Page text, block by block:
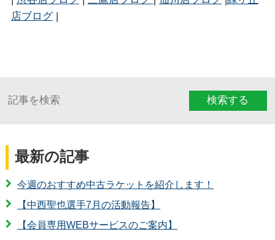
店ブログ|
検索する
最新の記事
今週のおすすめ中古ラケットを紹介します！
【中西聖也選手7月の活動報告】
【会員専用WEBサービスのご案内】